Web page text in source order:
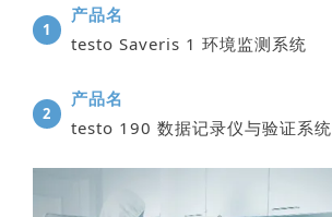
1
产品名
testo Saveris 1 环境监测系统
2
产品名
testo 190 数据记录仪与验证系统